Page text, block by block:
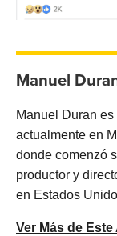
Manuel
Manuel Duran
actualmente en
donde comenzó
productor y
en Estados
Ver Más de